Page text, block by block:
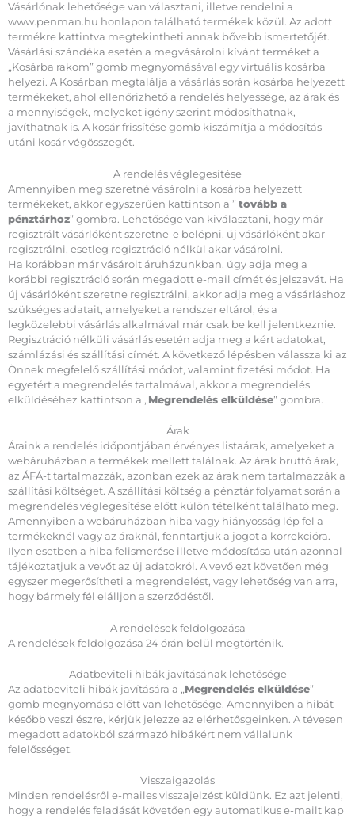
Vásárlónak lehetősége van választani, illetve rendelni a
www.penman.hu honlapon található termékek közül. Az adott
termékre kattintva megtekintheti annak bővebb ismertetőjét.
Vásárlási szándéka esetén a megvásárolni kívánt terméket a
„Kosárba rakom” gomb megnyomásával egy virtuális kosárba
helyezi. A Kosárban megtalálja a vásárlás során kosárba helyezett
termékeket, ahol ellenőrizhető a rendelés helyessége, az árak és
a mennyiségek, melyeket igény szerint módosíthatnak,
javíthatnak is. A kosár frissítése gomb kiszámítja a módosítás
utáni kosár végösszegét.
A rendelés véglegesítése
Amennyiben meg szeretné vásárolni a kosárba helyezett
termékeket, akkor egyszerűen kattintson a ” tovább a
pénztárhoz” gombra. Lehetősége van kiválasztani, hogy már
regisztrált vásárlóként szeretne-e belépni, új vásárlóként akar
regisztrálni, esetleg regisztráció nélkül akar vásárolni.
Ha korábban már vásárolt áruházunkban, úgy adja meg a
korábbi regisztráció során megadott e-mail címét és jelszavát. Ha
új vásárlóként szeretne regisztrálni, akkor adja meg a vásárláshoz
szükséges adatait, amelyeket a rendszer eltárol, és a
legközelebbi vásárlás alkalmával már csak be kell jelentkeznie.
Regisztráció nélküli vásárlás esetén adja meg a kért adatokat,
számlázási és szállítási címét. A következő lépésben válassza ki az
Önnek megfelelő szállítási módot, valamint fizetési módot. Ha
egyetért a megrendelés tartalmával, akkor a megrendelés
elküldéséhez kattintson a „Megrendelés elküldése” gombra.
Árak
Áraink a rendelés időpontjában érvényes listaárak, amelyeket a
webáruházban a termékek mellett találnak. Az árak bruttó árak,
az ÁFÁ-t tartalmazzák, azonban ezek az árak nem tartalmazzák a
szállítási költséget. A szállítási költség a pénztár folyamat során a
megrendelés véglegesítése előtt külön tételként található meg.
Amennyiben a webáruházban hiba vagy hiányosság lép fel a
termékeknél vagy az áraknál, fenntartjuk a jogot a korrekcióra.
Ilyen esetben a hiba felismerése illetve módosítása után azonnal
tájékoztatjuk a vevőt az új adatokról. A vevő ezt követően még
egyszer megerősítheti a megrendelést, vagy lehetőség van arra,
hogy bármely fél elálljon a szerződéstől.
A rendelések feldolgozása
A rendelések feldolgozása 24 órán belül megtörténik.
Adatbeviteli hibák javításának lehetősége
Az adatbeviteli hibák javítására a „Megrendelés elküldése”
gomb megnyomása előtt van lehetősége. Amennyiben a hibát
később veszi észre, kérjük jelezze az elérhetősgeinken. A tévesen
megadott adatokból származó hibákért nem vállalunk
felelősséget.
Visszaigazolás
Minden rendelésről e-mailes visszajelzést küldünk. Ez azt jelenti,
hogy a rendelés feladását követően egy automatikus e-mailt kap